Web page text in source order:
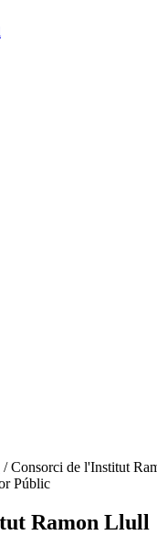
/ Consorci de l'Institut
Públic
Ramon Llull